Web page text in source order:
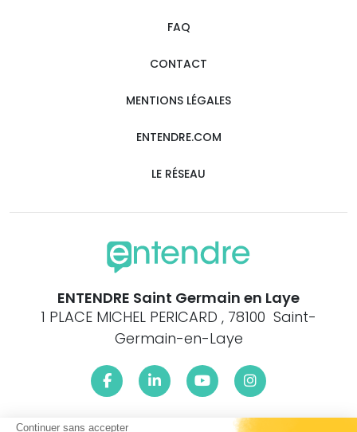
Continuer sans accepter
FAQ
CONTACT
MENTIONS LÉGALES
ENTENDRE.COM
LE RÉSEAU
ENTENDRE Saint Germain en Laye
1 PLACE MICHEL PERICARD , 78100 Saint-
Germain-en-Laye